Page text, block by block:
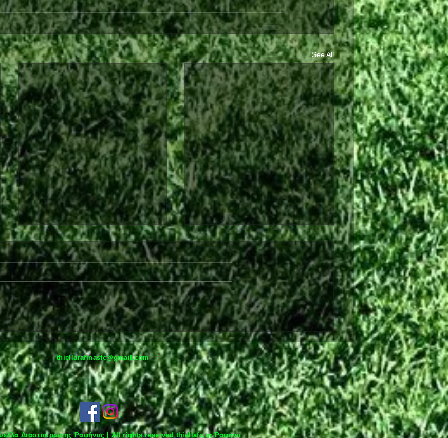
See All
Στο πλευρό της Θύελλας και
τη νέα σεζόν ο Ανδρέας
Πισκοπάκης
Παρελθόν από τη Θύελλα
Ραφήνας ο Θωμάς Ντάφλας
thiellarafinasfc@gmail.com
Διασταύρωσης Ραφήνας | All rights reserved thiellafc.gr Ραφήνα